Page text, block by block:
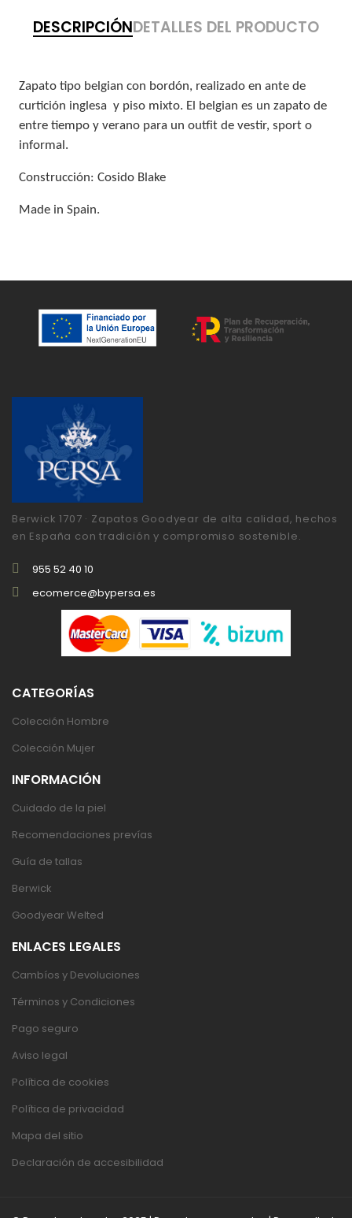
DESCRIPCIÓNDETALLES DEL PRODUCTO
Zapato tipo belgian con bordón, realizado en ante de
curtición inglesa y piso mixto. El belgian es un zapato de
entre tiempo y verano para un outfit de vestir, sport o
informal.
Construcción: Cosido Blake
Made in Spain.
Berwick 1707 · Zapatos Goodyear de alta calidad, hechos
en España con tradición y compromiso sostenible.
955 52 40 10
ecomerce@bypersa.es
CATEGORÍAS
Colección Hombre
Colección Mujer
INFORMACIÓN
Cuidado de la piel
Recomendaciones prevías
Guía de tallas
Berwick
Goodyear Welted
ENLACES LEGALES
Cambíos y Devoluciones
Términos y Condiciones
Pago seguro
Aviso legal
Política de cookies
Política de privacidad
Mapa del sitio
Declaración de accesibilidad